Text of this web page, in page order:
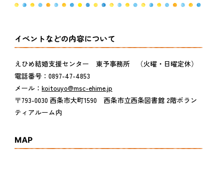
イベントなどの内容について
えひめ結婚支援センター 東予事務所 （火曜・日曜定休）
電話番号：0897-47-4853
メール： koitouyo@msc-ehime.jp
〒793-0030 西条市大町1590 西条市立西条図書館 2階ボラン
ティアルーム内
MAP